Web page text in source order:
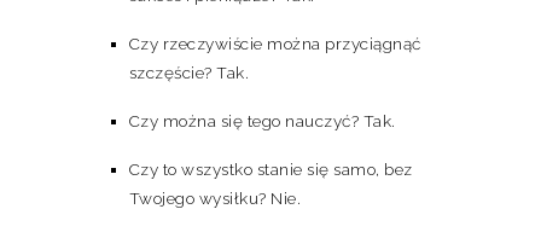
Czy rzeczywiście można przyciągnąć
szczęście? Tak.
Czy można się tego nauczyć? Tak.
Czy to wszystko stanie się samo, bez
Twojego wysiłku? Nie.